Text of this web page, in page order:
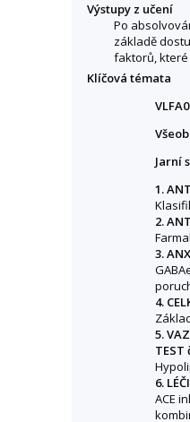
Výstupy z učení
Po
základě
faktorů,
Klíčová témata
Jarní
1.
2.
3.
4.
5.
TEST
6.
ACE